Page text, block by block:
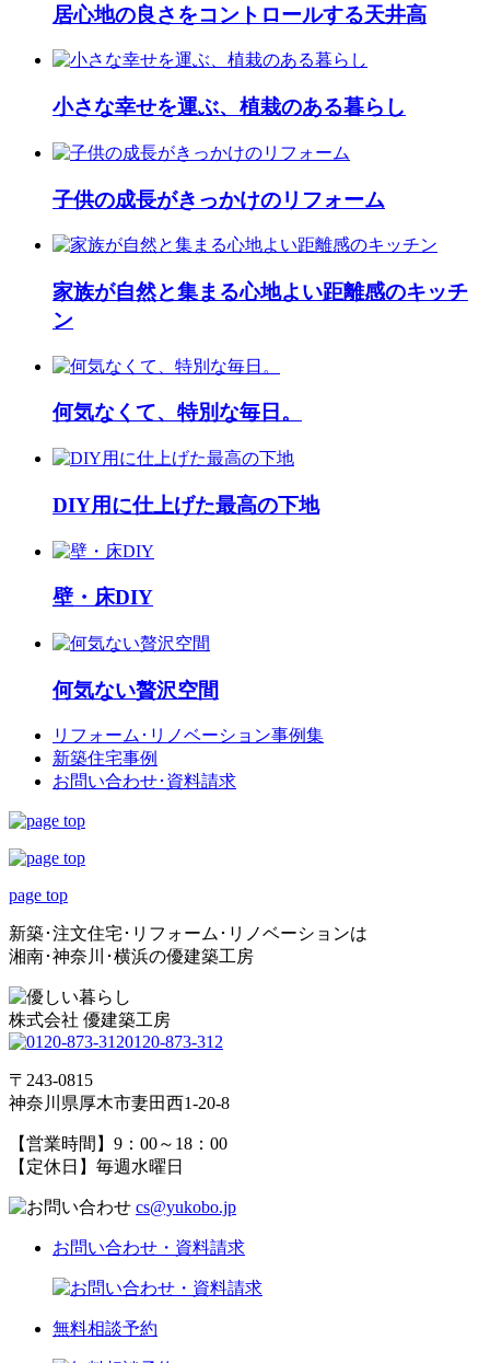
居心地の良さをコントロールする天井高
小さな幸せを運ぶ、植栽のある暮らし
子供の成長がきっかけのリフォーム
家族が自然と集まる心地よい距離感のキッチ
ン
何気なくて、特別な毎日。
DIY用に仕上げた最高の下地
壁・床DIY
何気ない贅沢空間
リフォーム･ リノベーション事例集
新築住宅事例
お問い合わせ･ 資料請求
page top
新築･注文住宅･リフォーム･リノベーションは
湘南･神奈川･横浜の優建築工房
株式会社 優建築工房
0120-873-312
〒243-0815
神奈川県厚木市妻田西1-20-8
【営業時間】9：00～18：00
【定休日】毎週水曜日
cs@yukobo.jp
お問い合わせ・資料請求
無料相談予約